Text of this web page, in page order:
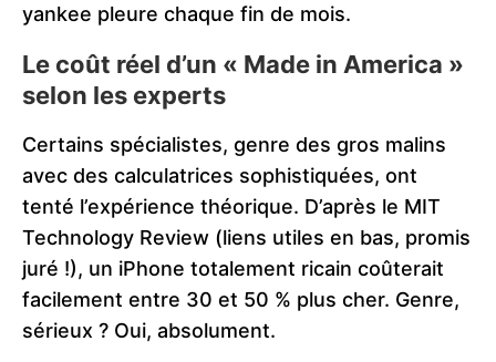
yankee pleure chaque fin de mois.
Le coût réel d’un « Made in America »
selon les experts
Certains spécialistes, genre des gros malins
avec des calculatrices sophistiquées, ont
tenté l’expérience théorique. D’après le MIT
Technology Review (liens utiles en bas, promis
juré !), un iPhone totalement ricain coûterait
facilement entre 30 et 50 % plus cher. Genre,
sérieux ? Oui, absolument.